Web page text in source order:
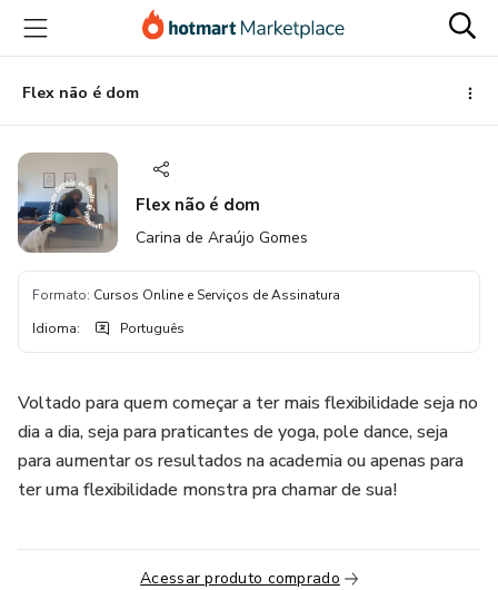
para
conteúdo
principal
para
pagamento
para
rodapé
Flex não é dom
Flex não é dom
Carina de Araújo Gomes
Formato: Cursos Online e Serviços de Assinatura
Idioma: Português
Voltado para quem começar a ter mais flexibilidade seja no
dia a dia, seja para praticantes de yoga, pole dance, seja
para aumentar os resultados na academia ou apenas para
ter uma flexibilidade monstra pra chamar de sua!
Acessar produto comprado